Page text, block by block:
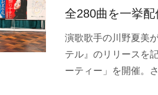
全280曲を一挙配
演歌歌手の川野夏美
テル』のリリースを
ーティー」を開催。